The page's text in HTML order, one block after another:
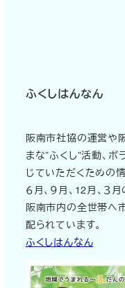
ふくしはんなん
阪南市社協の運営や
まな”ふくし”活動、
じていただくための
６月、９月、12月、３
阪南市内の全世帯へ
配られています。
ふくしはんなん